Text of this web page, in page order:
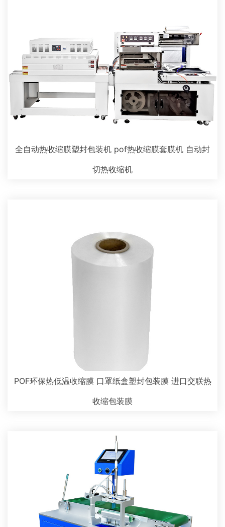
全自动热收缩膜塑封包装机 pof热收缩膜套膜机 自动封
切热收缩机
POF环保热低温收缩膜 口罩纸盒塑封包装膜 进口交联热
收缩包装膜